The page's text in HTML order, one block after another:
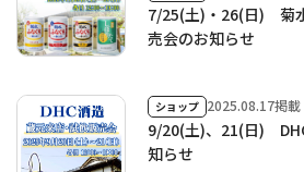
7/25(土)・26(日) 菊
売会のお知らせ
ショップ 2025.08.17掲載
9/20(土)、21(日)
知らせ